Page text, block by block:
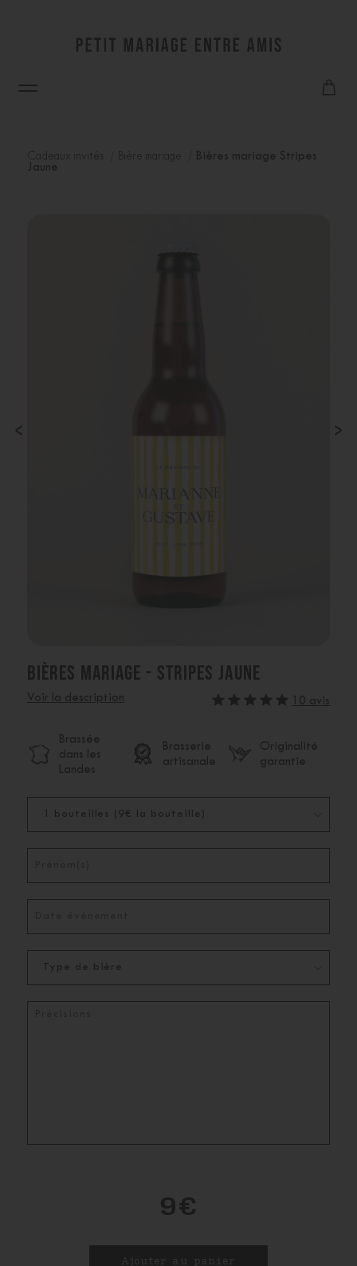
Cadeaux invités Bière mariage
Bières mariage Stripes
Jaune
‹ ›
BIÈRES MARIAGE - STRIPES JAUNE
Voir la description 10 avis
Brassée
dans les
Landes
Brasserie
artisanale
Originalité
garantie
9€